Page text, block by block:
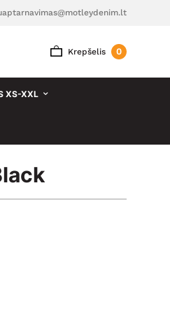
Krepšelis 0
XS-XXL